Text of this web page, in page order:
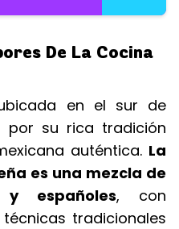
De La Cocina
en el sur de
por su rica tradición
auténtica. La
es una mezcla de
españoles, con
tradicionales